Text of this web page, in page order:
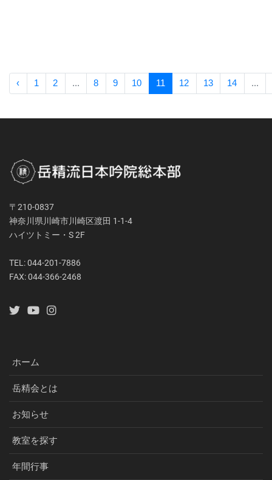
‹ 1 2 ... 8 9 10 11 12 13 14 ...
〒210-0837
神奈川県川崎市川崎区渡田 1-1-4
ハイツトミー・S 2F
TEL: 044-201-7886
FAX: 044-366-2468
ホーム
岳精会とは
お知らせ
教室を探す
年間行事